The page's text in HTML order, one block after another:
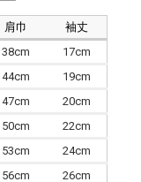
肩巾
袖丈
38cm
17cm
44cm
19cm
47cm
20cm
50cm
22cm
53cm
24cm
56cm 26cm